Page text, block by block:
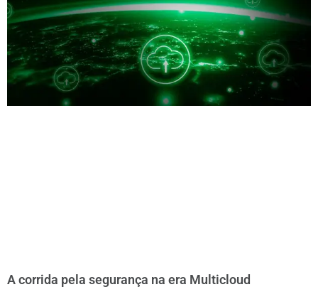
A corrida pela segurança na era Multicloud